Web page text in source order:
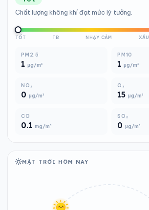
Chất lượng không khí đạt mức lý tưởng.
TỐT TB NHẠY CẢM XẤU
PM2.5
1 µg/m³
PM10
1 µg/m³
NO₂
0 µg/m³
O₃
15 µg/m³
CO
0.1 mg/m³
SO₂
0 µg/m³
MẶT TRỜI HÔM NAY